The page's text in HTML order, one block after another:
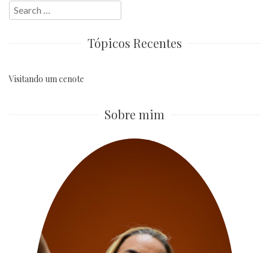
Search
for:
Tópicos Recentes
Visitando um cenote
Sobre mim